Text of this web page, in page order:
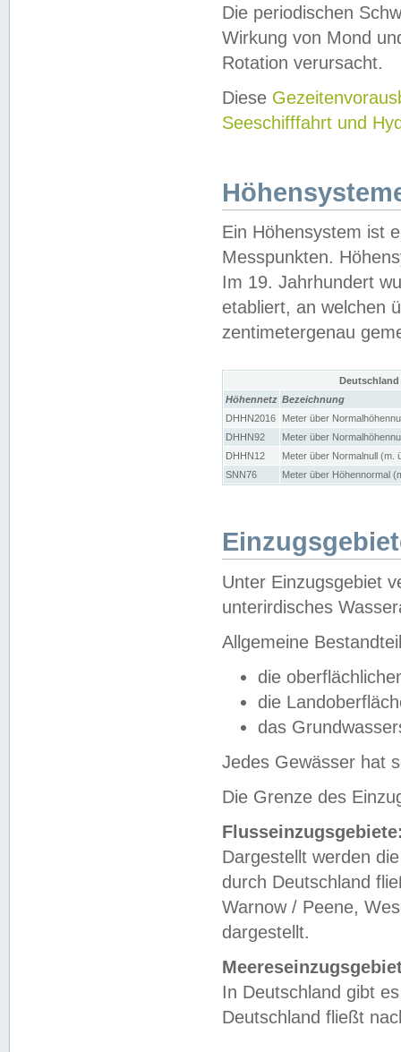
Die periodischen
Wirkung von Mond
Rotation verursacht.
Diese
Seeschifffahrt und
Ein Höhensystem ist
Messpunkten.
Im 19. Jahrhundert
etabliert, an welchen
zentimetergenau
Höhennetz Bezeichnung
DHHN2016
Meter über
DHHN92
Meter über
DHHN12
Meter über Normalnull (m.
SNN76
Meter über Höhennormal
Unter Einzugsgebiet
unterirdisches
Allgemeine
die
die
das
Jedes Gewässer hat
Die Grenze des
Dargestellt werden
durch Deutschland
Warnow / Peene,
dargestellt.
In Deutschland gibt
Deutschland fließt